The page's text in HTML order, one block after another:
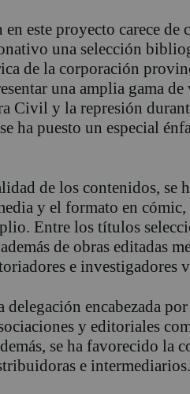
este proyecto carece de
una selección
de la corporación
una amplia gama
Civil y la represión
ha puesto un especial
de los contenidos, se
y el formato en
Entre los títulos
de obras editadas
e investigadores
delegación encabezada
y editoriales
se ha favorecido la
e intermediarios.